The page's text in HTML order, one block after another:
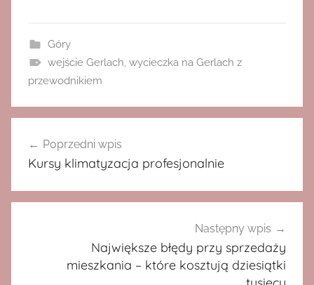
Góry
wejście Gerlach wycieczka na Gerlach z
przewodnikiem
wpisu
Poprzedni wpis
Kursy klimatyzacja profesjonalnie
Następny wpis
Największe błędy przy sprzedaży
mieszkania – które kosztują dziesiątki